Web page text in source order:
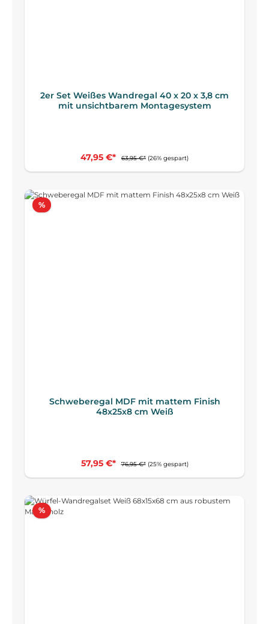
2er Set Weißes Wandregal 40 x 20 x 3,8 cm
mit unsichtbarem Montagesystem
47,95 €* 63,95 €* (26% gespart)
%Rabatt
Schweberegal MDF mit mattem Finish
48x25x8 cm Weiß
57,95 €* 76,95 €* (25% gespart)
%Rabatt